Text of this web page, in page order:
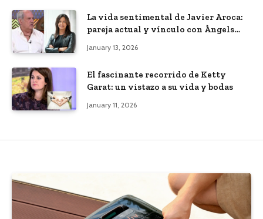
La vida sentimental de Javier Aroca:
pareja actual y vínculo con Àngels
January 13, 2026
El fascinante recorrido de Ketty
Garat: un vistazo a su vida y bodas
January 11, 2026